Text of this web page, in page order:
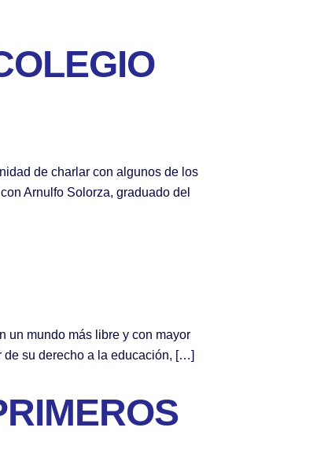
de charlar con algunos de los
Arnulfo Solorza, graduado del
un mundo más libre y con mayor
de su derecho a la educación, […]